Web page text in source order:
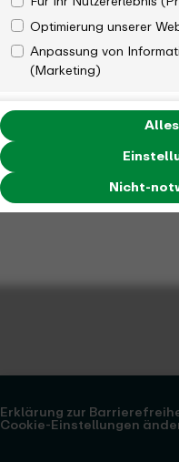
Optimierung unserer
Anpassung von
(Marketing)
Nicht-
Erklärung zur
Cookie-Einstellungen